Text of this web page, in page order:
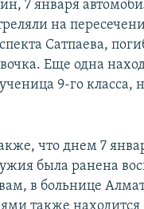
7 января
на
Сатпаева,
Еще одна
9-го класса,
что днем 7
была ранена
в больнице